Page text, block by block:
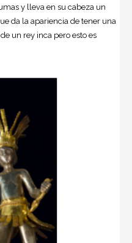
y lleva en su cabeza un
da la apariencia de tener una
un rey inca pero esto es